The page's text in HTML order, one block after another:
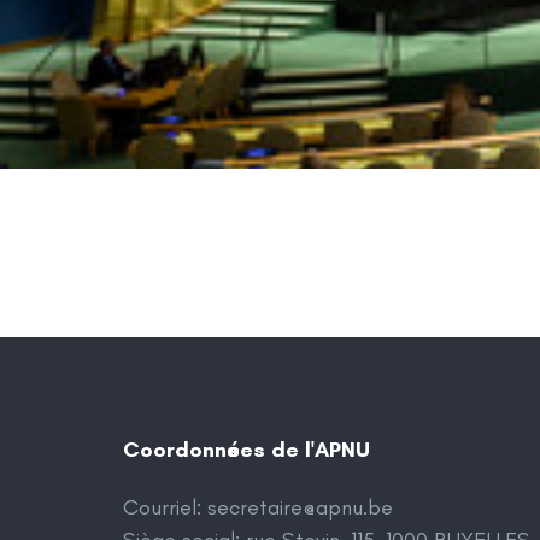
Coordonnées de l'APNU
Courriel: secretaire@apnu.be